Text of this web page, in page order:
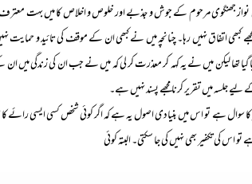
نواز جھنگوی مرحوم کے جوش و جذبے اور خلوص و اخلاص کا میں بہت معترف
اتفاق نہیں رہا۔ چنانچہ میں نے کبھی ان کے موقف کی تائید و حمایت
گیا تھا لیکن میں نے یہ کہہ کر معذرت کر لی کہ میں نے جب ان کی زندگی میں
جلسہ میں تقریر کرنا مجھے پسند نہیں ہے۔
ہے تو اس میں بنیادی اصول یہ ہے کہ اگر کوئی شخص کسی ایسی رائے
اس کی تکفیر بھی نہیں کی جا سکتی۔ البتہ کوئی